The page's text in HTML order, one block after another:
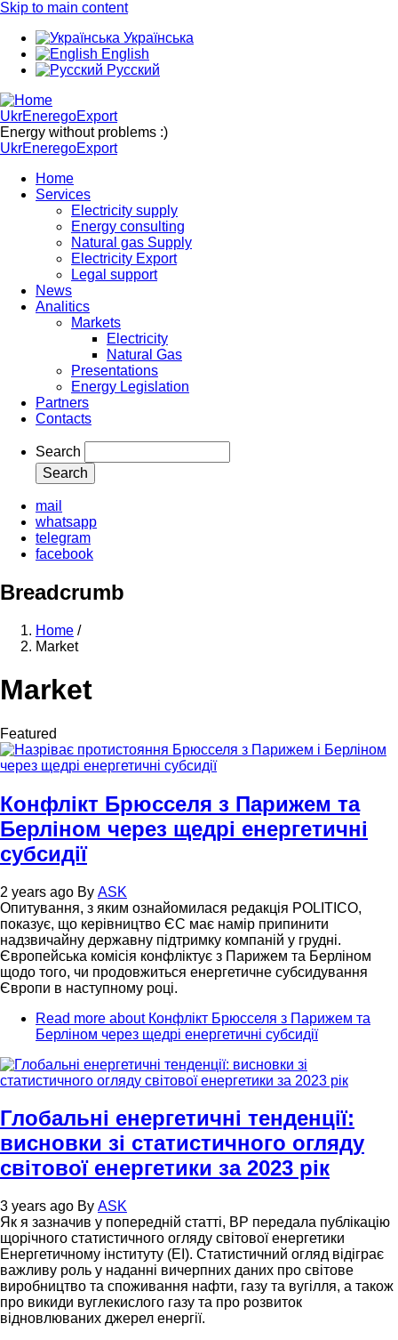
Skip to main content
Українська
English
Русский
UkrEneregoExport
Energy without problems :)
UkrEneregoExport
Home
Services
Electricity supply
Energy consulting
Natural gas Supply
Electricity Export
Legal support
News
Analitics
Markets
Electricity
Natural Gas
Presentations
Energy Legislation
Partners
Contacts
Search
mail
whatsapp
telegram
facebook
Breadcrumb
Home /
Market
Market
Featured
Конфлікт Брюсселя з Парижем та
Берліном через щедрі енергетичні
субсидії
2 years ago By ASK
Опитування, з яким ознайомилася редакція POLITICO,
показує, що керівництво ЄС має намір припинити
надзвичайну державну підтримку компаній у грудні.
Європейська комісія конфліктує з Парижем та Берліном
щодо того, чи продовжиться енергетичне субсидування
Європи в наступному році.
Read more about Конфлікт Брюсселя з Парижем та
Берліном через щедрі енергетичні субсидії
Глобальні енергетичні тенденції:
висновки зі статистичного огляду
світової енергетики за 2023 рік
3 years ago By ASK
Як я зазначив у попередній статті, ВР передала публікацію
щорічного статистичного огляду світової енергетики
Енергетичному інституту (EI). Статистичний огляд відіграє
важливу роль у наданні вичерпних даних про світове
виробництво та споживання нафти, газу та вугілля, а також
про викиди вуглекислого газу та про розвиток
відновлюваних джерел енергії.